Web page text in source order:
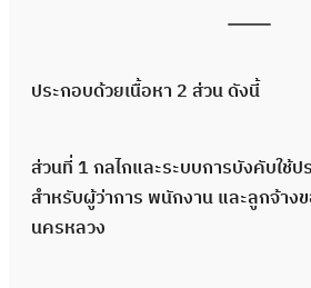
ประกอบด้วยเนื้อหา 2 ส่วน ดังนี้
ส่วนที่ 1 กลไกและระบบการบังคับใช้ป
สำหรับผู้ว่าการ พนักงาน และลูกจ้าง
นครหลวง